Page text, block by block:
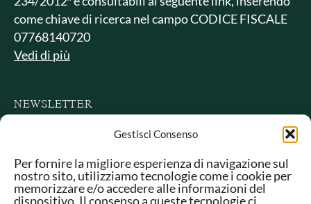
Gestisci Consenso
Per fornire la migliore esperienza di navigazione sul
nostro sito, utilizziamo tecnologie come i cookie per
memorizzare e/o accedere alle informazioni del
dispositivo. Il consenso a queste tecnologie ci
come chiave di ricerca nel campo CODICE FISCALE
07768140720
Vedi di più
NEWSLETTER